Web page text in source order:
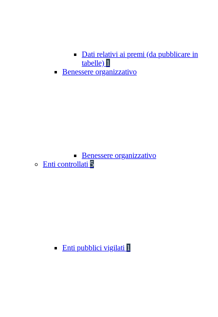
Dati relativi ai premi (da pubblicare in
tabelle) 1
Benessere organizzativo
Benessere organizzativo
Enti controllati 5
Enti pubblici vigilati 1